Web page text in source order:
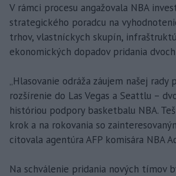
V rámci procesu angažovala NBA
strategického poradcu na
trhov, vlastníckych skupín,
ekonomických dopadov pridania
„Hlasovanie odráža záujem našej rady
rozšírenie do Las Vegas a Seattlu –
históriou podpory basketbalu NBA.
krok a na rokovania so
citovala agentúra AFP komisára NBA
Na schválenie pridania nových tímov